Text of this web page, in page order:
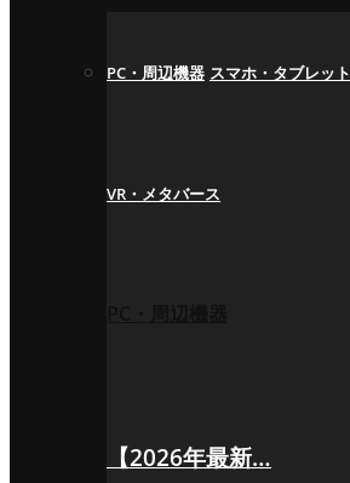
PC・周辺機器 スマホ・タブレット
VR・メタバース
【2026年最新…